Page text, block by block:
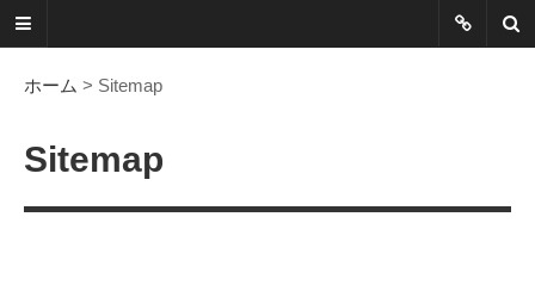
ネットに書か
れていないこ
とを綴る
ホーム > Sitemap
Sitemap